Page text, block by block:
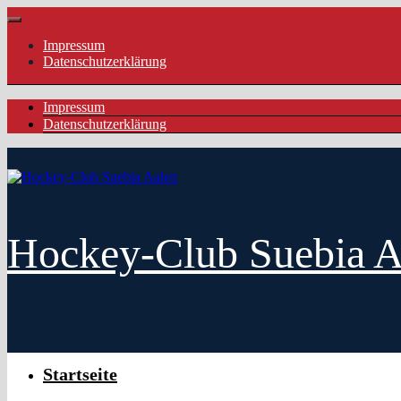
Zurück
Inhalt
Menü
Impressum
Datenschutzerklärung
Impressum
Datenschutzerklärung
Hockey-Club Suebia
Startseite